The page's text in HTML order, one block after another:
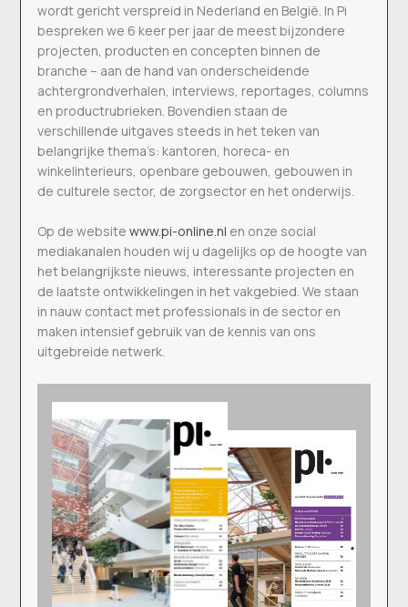
wordt gericht verspreid in Nederland en België. In Pi
bespreken we 6 keer per jaar de meest bijzondere
projecten, producten en concepten binnen de
branche – aan de hand van onderscheidende
achtergrondverhalen, interviews, reportages, columns
en productrubrieken. Bovendien staan de
verschillende uitgaves steeds in het teken van
belangrijke thema’s: kantoren, horeca- en
winkelinterieurs, openbare gebouwen, gebouwen in
de culturele sector, de zorgsector en het onderwijs.
Op de websitewww.pi-online.nl en onze social
mediakanalen houden wij u dagelijks op de hoogte van
het belangrijkste nieuws, interessante projecten en
de laatste ontwikkelingen in het vakgebied. We staan
in nauw contact met professionals in de sector en
maken intensief gebruik van de kennis van ons
uitgebreide netwerk.